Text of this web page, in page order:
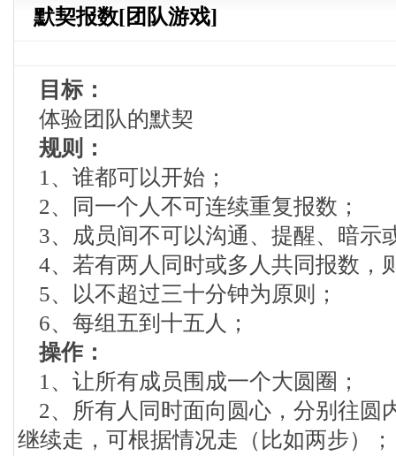
默契报数[团队游戏]
目标：
体验团队的默契
规则：
1、谁都可以开始；
2、同一个人不可连续重复报数；
3、成员间不可以沟通、提醒、暗示
4、若有两人同时或多人共同报数，
5、以不超过三十分钟为原则；
6、每组五到十五人；
操作：
1、让所有成员围成一个大圆圈；
2、所有人同时面向圆心，分别往圆
继续走，可根据情况走（比如两步）；